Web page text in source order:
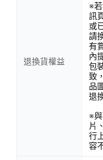
退換貨權益
※
訊
或
請
有
內
包
致
品
退
※
片
行
容